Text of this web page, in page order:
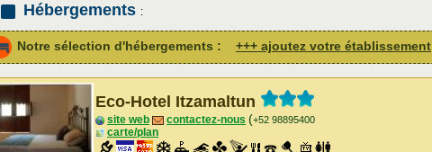
Hébergements :
Notre sélection d'hébergements : +++ ajoutez votre établissement
Eco-Hotel Itzamaltun
site web contactez-nous (+52 98895400
carte/plan